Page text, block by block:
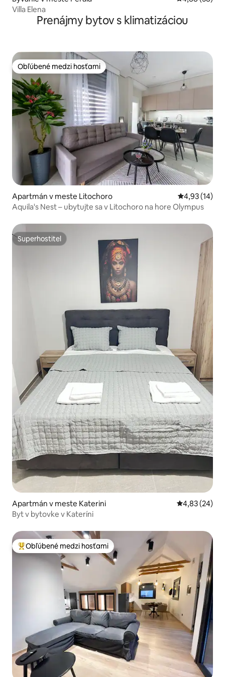
Villa Elena
Prenájmy bytov s klimatizáciou
Obľúbené medzi hosťami
Obľúbené medzi hosťami
Apartmán v meste Litochoro Priemerné
4,93 (14)
Aquila's Nest – ubytujte sa v Litochoro na hore Olympus
Superhostiteľ
Superhostiteľ
Apartmán v meste Katerini Priemerné
4,83 (24)
Byt v bytovke v Kateríni
Najobľúbenejšie medzi hosťami
Obľúbené medzi hosťami